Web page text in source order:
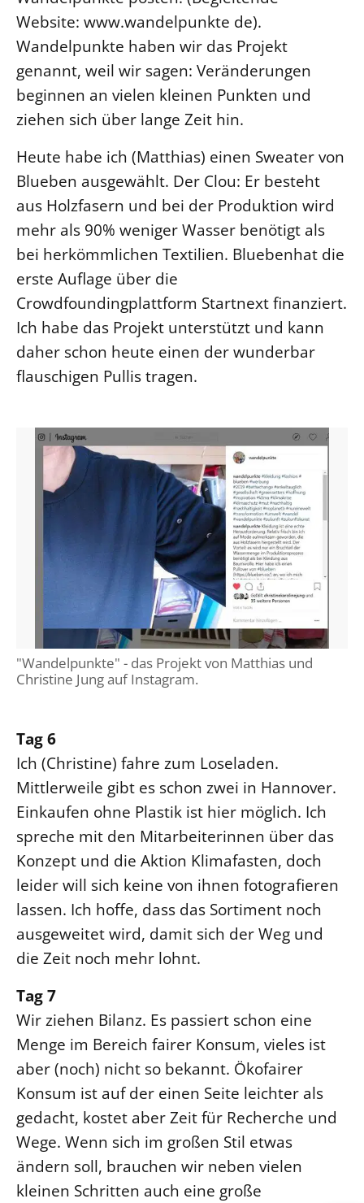
Website: www.wandelpunkte de).
Wandelpunkte haben wir das Projekt
genannt, weil wir sagen: Veränderungen
beginnen an vielen kleinen Punkten und
ziehen sich über lange Zeit hin.
Heute habe ich (Matthias) einen Sweater von
Blueben ausgewählt. Der Clou: Er besteht
aus Holzfasern und bei der Produktion wird
mehr als 90% weniger Wasser benötigt als
bei herkömmlichen Textilien. Bluebenhat die
erste Auflage über die
Crowdfoundingplattform Startnext finanziert.
Ich habe das Projekt unterstützt und kann
daher schon heute einen der wunderbar
flauschigen Pullis tragen.
"Wandelpunkte" - das Projekt von Matthias und
Christine Jung auf Instagram.
Tag 6
Ich (Christine) fahre zum Loseladen.
Mittlerweile gibt es schon zwei in Hannover.
Einkaufen ohne Plastik ist hier möglich. Ich
spreche mit den Mitarbeiterinnen über das
Konzept und die Aktion Klimafasten, doch
leider will sich keine von ihnen fotografieren
lassen. Ich hoffe, dass das Sortiment noch
ausgeweitet wird, damit sich der Weg und
die Zeit noch mehr lohnt.
Tag 7
Wir ziehen Bilanz. Es passiert schon eine
Menge im Bereich fairer Konsum, vieles ist
aber (noch) nicht so bekannt. Ökofairer
Konsum ist auf der einen Seite leichter als
gedacht, kostet aber Zeit für Recherche und
Wege. Wenn sich im großen Stil etwas
ändern soll, brauchen wir neben vielen
kleinen Schritten auch eine große